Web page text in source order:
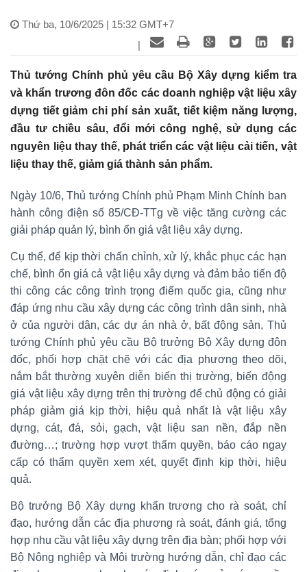
Thứ ba, 10/6/2025 | 15:32 GMT+7
|
Thủ tướng Chính phủ yêu cầu Bộ Xây dựng kiểm tra
và khẩn trương đôn đốc các doanh nghiệp vật liệu xây
dựng tiết giảm chi phí sản xuất, tiết kiệm năng lượng,
đầu tư chiều sâu, đổi mới công nghệ, sử dụng các
nguyên liệu thay thế, phát triển các vật liệu cải tiến, vật
liệu thay thế, giảm giá thành sản phẩm.
Ngày 10/6, Thủ tướng Chính phủ Phạm Minh Chính ban
hành công điện số 85/CĐ-TTg về việc tăng cường các
giải pháp quản lý, bình ổn giá vật liệu xây dựng.
Cụ thể, để kịp thời chấn chỉnh, xử lý, khắc phục các hạn
chế, bình ổn giá cả vật liệu xây dựng và đảm bảo tiến độ
thi công các công trình trọng điểm quốc gia, cũng như
đáp ứng nhu cầu xây dựng các công trình dân sinh, nhà
ở của người dân, các dự án nhà ở, bất động sản, Thủ
tướng Chính phủ yêu cầu Bộ trưởng Bộ Xây dựng đôn
đốc, phối hợp chặt chẽ với các địa phương theo dõi,
nắm bắt thường xuyên diễn biến thị trường, biến động
giá vật liệu xây dựng trên thị trường để chủ động có giải
pháp giảm giá kịp thời, hiệu quả nhất là vật liệu xây
dựng, cát, đá, sỏi, gạch, vật liệu san nền, đắp nền
đường…; trường hợp vượt thẩm quyền, báo cáo ngay
cấp có thẩm quyền xem xét, quyết định kịp thời, hiệu
quả.
Bộ trưởng Bộ Xây dựng khẩn trương cho rà soát, chỉ
đạo, hướng dẫn các địa phương rà soát, đánh giá, tổng
hợp nhu cầu vật liệu xây dựng trên địa bàn; phối hợp với
Bộ Nông nghiệp và Môi trường hướng dẫn, chỉ đạo các